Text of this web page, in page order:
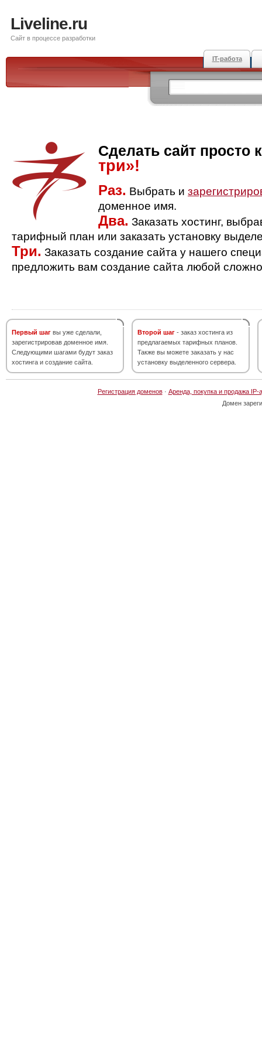
Liveline.ru
Сайт в процессе разработки
IT-работа
Сделать сайт просто
три»!
Раз. Выбрать и
доменное имя.
Два. Заказать хостинг,
тарифный план или заказать установку
Три. Заказать создание сайта у нашего
предложить вам создание сайта любой
Первый шаг вы уже сделали,
зарегистрировав доменное имя.
Следующими шагами будут заказ
хостинга и создание сайта.
Второй шаг - заказ хостинга из
предлагаемых тарифных планов.
Также вы можете заказать у нас
установку выделенного сервера.
Регистрация доменов· Аренда, покупка и продажа IP-
Домен